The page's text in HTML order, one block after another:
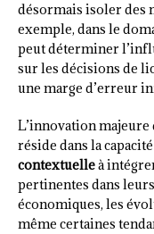
désormais isoler des
exemple, dans le
peut déterminer
sur les décisions de
une marge d’erreur
L’innovation majeure
réside dans la
contextuelleà
pertinentes dans
économiques, les
même certaines